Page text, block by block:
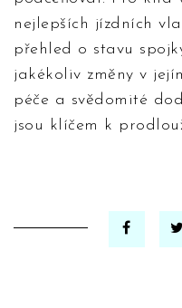
nejlepších jízdních
přehled o stavu
jakékoliv změny v
péče a svědomité
jsou klíčem k